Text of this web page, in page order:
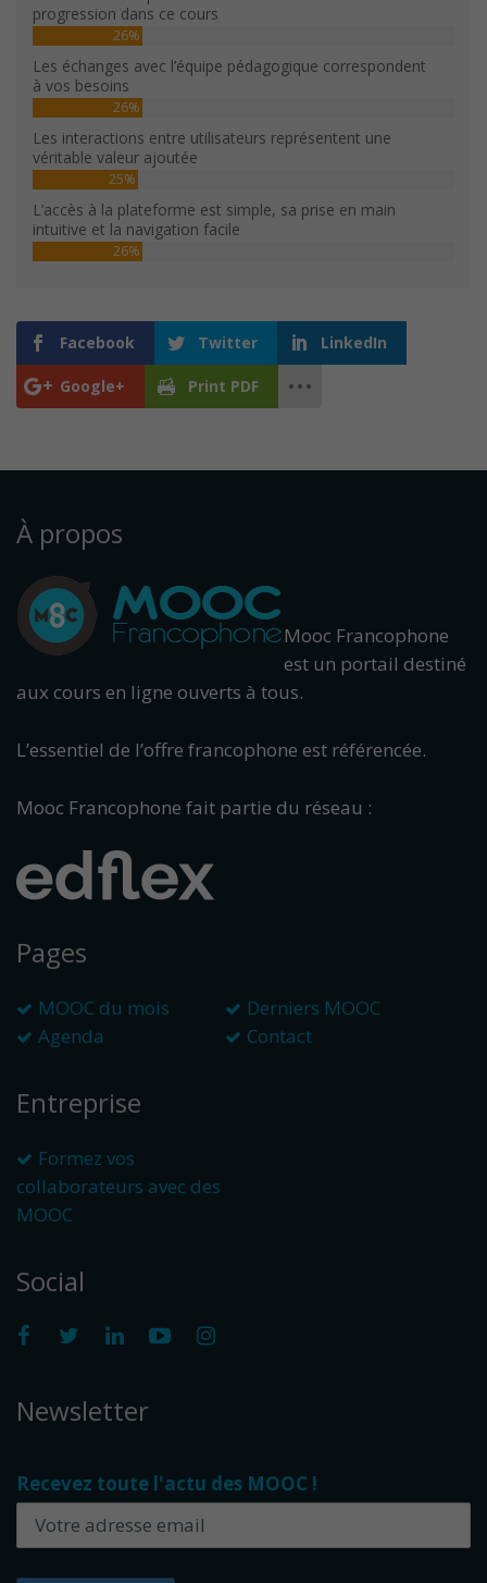
progression dans ce cours
26%
Les échanges avec l’équipe pédagogique correspondent
à vos besoins
26%
Les interactions entre utilisateurs représentent une
véritable valeur ajoutée
25%
L’accès à la plateforme est simple, sa prise en main
intuitive et la navigation facile
26%
Facebook Twitter LinkedIn
Google+ Print PDF
À propos
Mooc Francophone
est un portail destiné
aux cours en ligne ouverts à tous.
L’essentiel de l’offre francophone est référencée.
Mooc Francophone fait partie du réseau :
Pages
MOOC du mois
Derniers MOOC
Agenda
Contact
Entreprise
Formez vos
collaborateurs avec des
MOOC
Social
Newsletter
Recevez toute l'actu des MOOC !